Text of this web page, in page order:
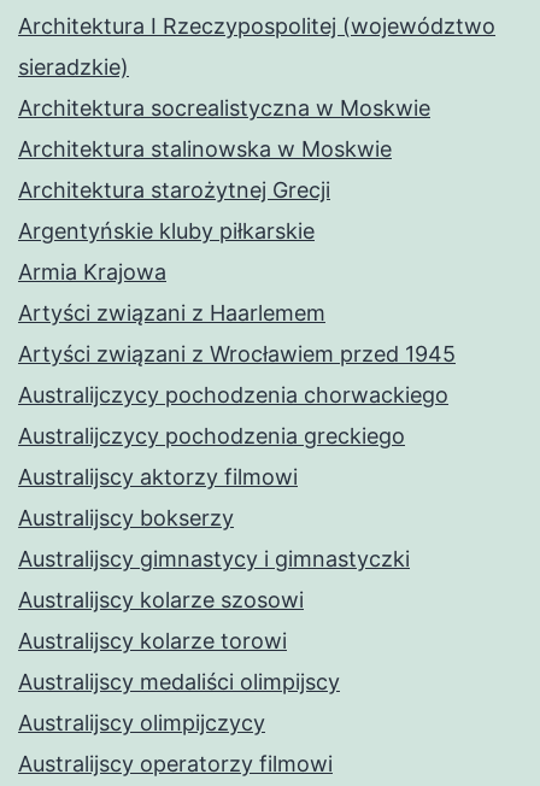
Architektura I Rzeczypospolitej (województwo
sieradzkie)
Architektura socrealistyczna w Moskwie
Architektura stalinowska w Moskwie
Architektura starożytnej Grecji
Argentyńskie kluby piłkarskie
Armia Krajowa
Artyści związani z Haarlemem
Artyści związani z Wrocławiem przed 1945
Australijczycy pochodzenia chorwackiego
Australijczycy pochodzenia greckiego
Australijscy aktorzy filmowi
Australijscy bokserzy
Australijscy gimnastycy i gimnastyczki
Australijscy kolarze szosowi
Australijscy kolarze torowi
Australijscy medaliści olimpijscy
Australijscy olimpijczycy
Australijscy operatorzy filmowi